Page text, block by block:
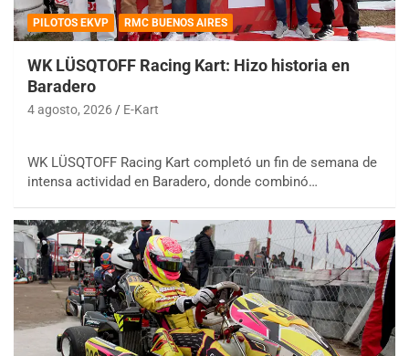
PILOTOS EKVP RMC BUENOS AIRES
WK LÜSQTOFF Racing Kart: Hizo historia en
Baradero
4 agosto, 2026 E-Kart
WK LÜSQTOFF Racing Kart completó un fin de semana de
intensa actividad en Baradero, donde combinó…